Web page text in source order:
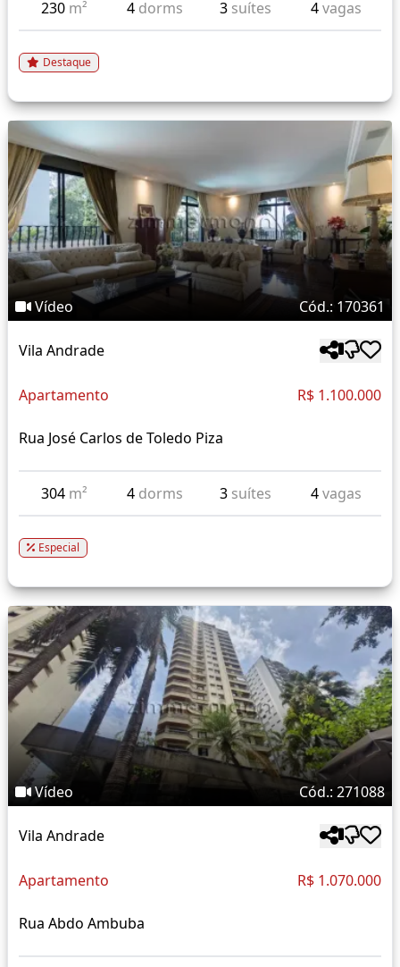
230 m² 4 dorms 3 suítes 4vagas
Destaque
Vídeo Cód.: 170361
Vila Andrade
Apartamento R$ 1.100.000
Rua José Carlos de Toledo Piza
304 m² 4 dorms 3 suítes 4vagas
Especial
Vídeo Cód.: 271088
Vila Andrade
Apartamento R$ 1.070.000
Rua Abdo Ambuba